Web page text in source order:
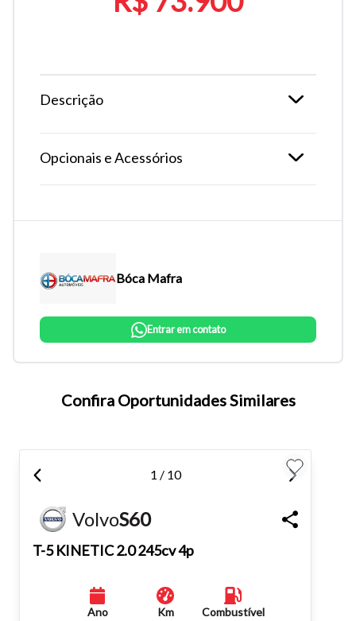
Tamanho do texto
atalhos Ctrl+ (para aumentar) e Ctrl- (para diminuir) no seu
teclado.
Fechar
Descrição
Opcionais e Acessórios
Bóca Mafra
Entrar em contato
Confira Oportunidades Similares
1 / 10
VolvoS60
T-5 KINETIC 2.0 245cv 4p
Ano Km Combustível